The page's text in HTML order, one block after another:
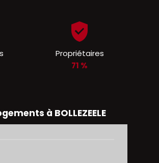
Propriétaires
71 %
à BOLLEZEELE